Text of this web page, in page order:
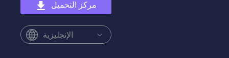
مركز التحميل
الإنجليزية